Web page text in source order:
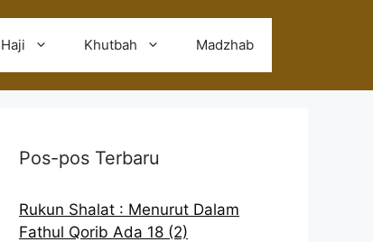
Haji Khutbah Madzhab
Pos-pos Terbaru
Rukun Shalat : Menurut Dalam
Fathul Qorib Ada 18 (2)